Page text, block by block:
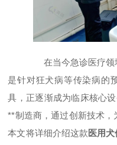
在当今急诊医疗领
是针对狂犬病等传染病的
具，正逐渐成为临床核心
**制造商，通过创新技术，
本文将详细介绍这款医用